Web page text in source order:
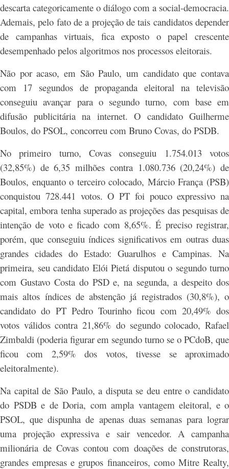
descarta categoricamente o diálogo com a social-democracia.
Ademais, pelo fato de a projeção de tais candidatos depender
de campanhas virtuais, fica exposto o papel crescente
desempenhado pelos algoritmos nos processos eleitorais.
Não por acaso, em São Paulo, um candidato que contava
com 17 segundos de propaganda eleitoral na televisão
conseguiu avançar para o segundo turno, com base em
difusão publicitária na internet. O candidato Guilherme
Boulos, do PSOL, concorreu com Bruno Covas, do PSDB.
No primeiro turno, Covas conseguiu 1.754.013 votos
(32,85%) de 6,35 milhões contra 1.080.736 (20,24%) de
Boulos, enquanto o terceiro colocado, Márcio França (PSB)
conquistou 728.441 votos. O PT foi pouco expressivo na
capital, embora tenha superado as projeções das pesquisas de
intenção de voto e ficado com 8,65%. É preciso registrar,
porém, que conseguiu índices significativos em outras duas
grandes cidades do Estado: Guarulhos e Campinas. Na
primeira, seu candidato Elói Pietá disputou o segundo turno
com Gustavo Costa do PSD e, na segunda, a despeito dos
mais altos índices de abstenção já registrados (30,8%), o
candidato do PT Pedro Tourinho ficou com 20,49% dos
votos válidos contra 21,86% do segundo colocado, Rafael
Zimbaldi (poderia figurar em segundo turno se o PCdoB, que
ficou com 2,59% dos votos, tivesse se aproximado
eleitoralmente).
Na capital de São Paulo, a disputa se deu entre o candidato
do PSDB e de Doria, com ampla vantagem eleitoral, e o
PSOL, que dispunha de apenas duas semanas para lograr
uma projeção expressiva e sair vencedor. A campanha
milionária de Covas contou com doações de construtoras,
grandes empresas e grupos financeiros, como Mitre Realty,